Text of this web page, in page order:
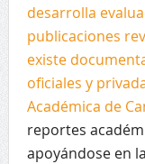
desarrolla
publicaciones
existe
oficiales y
Académica de
reportes
apoyándose en